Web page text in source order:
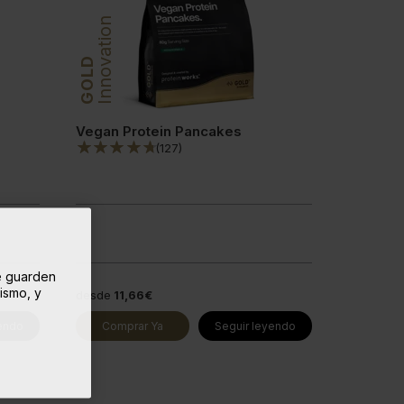
GOLDInnovation
Vegan Protein Pancakes
(127)
desde 11,66€
Comprar Ya Seguir leyendo
guarden
y